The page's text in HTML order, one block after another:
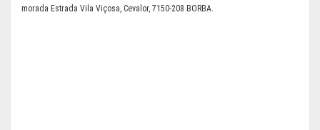
morada Estrada Vila Viçosa, Cevalor, 7150-208 BORBA.